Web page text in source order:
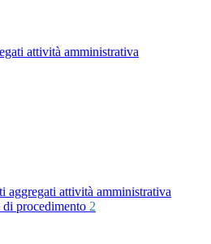
attività amministrativa
aggregati attività amministrativa
procedimento 2